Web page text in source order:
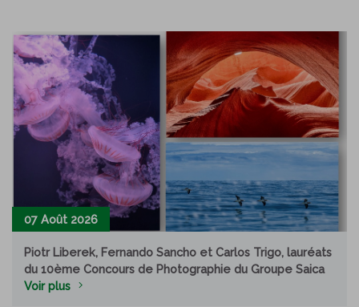
07 Août 2026
Piotr Liberek, Fernando Sancho et Carlos Trigo, lauréats
du 10ème Concours de Photographie du Groupe Saica
Voir plus